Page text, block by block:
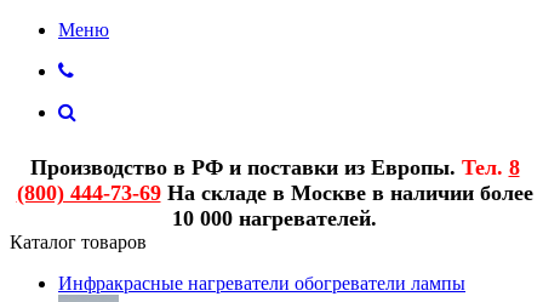
Меню
Производство в РФ и поставки из Европы. Тел. 8
(800) 444-73-69На складе в Москве в наличии более
10 000 нагревателей.
Каталог товаров
Инфракрасные нагреватели обогреватели лампы